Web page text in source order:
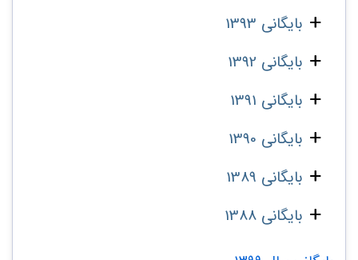
بایگانی 1393
بایگانی 1392
بایگانی 1391
بایگانی 1390
بایگانی 1389
بایگانی 1388